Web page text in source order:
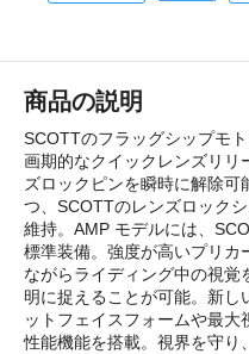
商品の説明
SCOTTのフラッグシップモ
画期的なクイックレンズリリ
ズロックピンを瞬時に解除可
つ、SCOTTのレンズロック
維持。AMP モデルには、
標準装備。強度が高いプリカ
ながらライディング中の視
明に捉えることが可能。新し
ットフェイスフォームや最
性能機能を搭載。視界を守り